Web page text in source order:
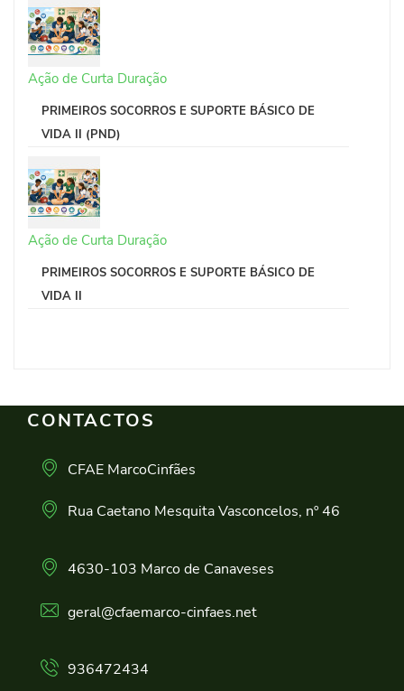
Ação de Curta Duração
PRIMEIROS SOCORROS E SUPORTE BÁSICO DE
VIDA II (PND)
Ação de Curta Duração
PRIMEIROS SOCORROS E SUPORTE BÁSICO DE
VIDA II
CONTACTOS
CFAE MarcoCinfães
Rua Caetano Mesquita Vasconcelos, nº 46
4630-103 Marco de Canaveses
geral@cfaemarco-cinfaes.net
936472434